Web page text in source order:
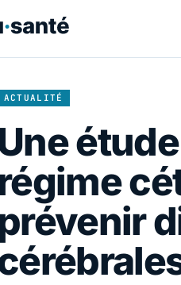
ACTUALITÉ